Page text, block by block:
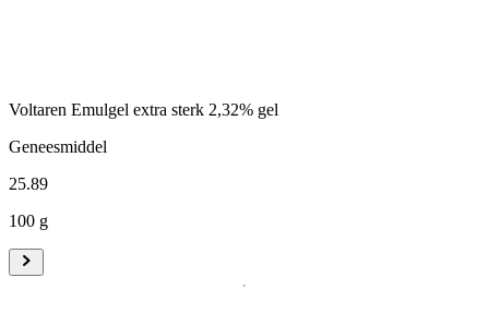
Voltaren Emulgel extra sterk 2,32% gel
Geneesmiddel
25.89
100 g